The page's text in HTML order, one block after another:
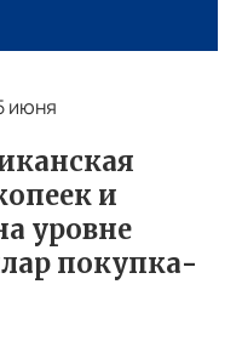
июня
и
уровне
покупка-